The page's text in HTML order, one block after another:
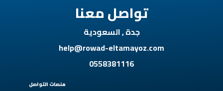
تواصل معنا
جدة , السعودية
help@rowad-eltamayoz.com
0558381116
منصات التواصل